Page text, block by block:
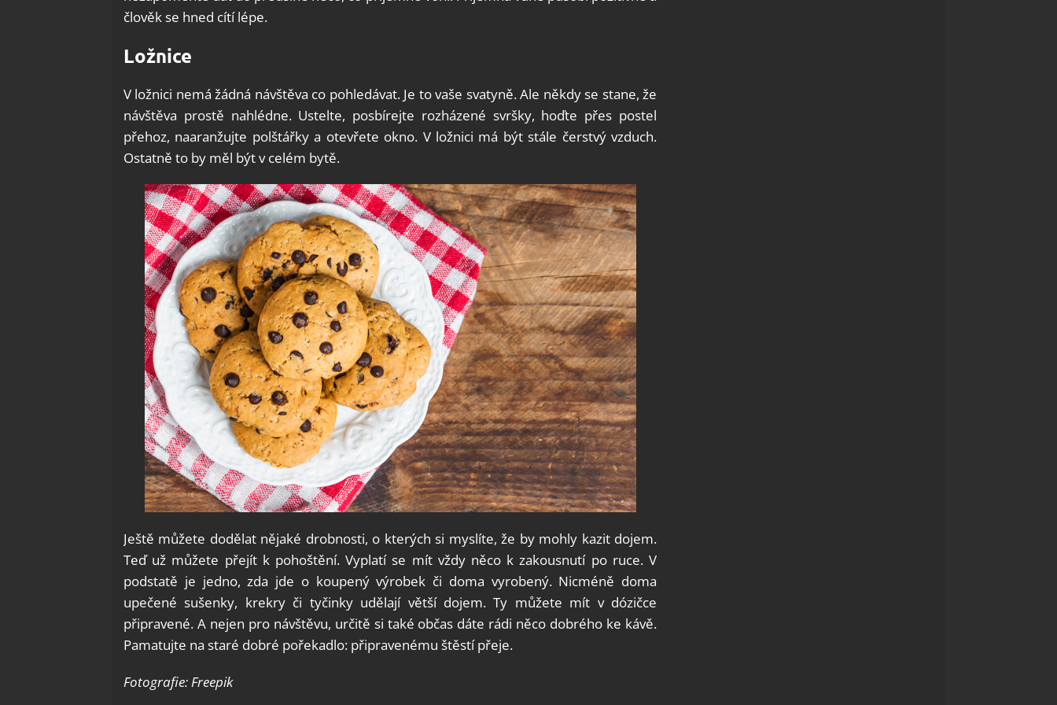
člověk se hned cítí lépe.
Ložnice
V ložnici nemá žádná návštěva co pohledávat. Je to vaše svatyně. Ale někdy se stane, že
návštěva prostě nahlédne. Ustelte, posbírejte rozházené svršky, hoďte přes postel
přehoz, naaranžujte polštářky a otevřete okno. V ložnici má být stále čerstvý vzduch.
Ostatně to by měl být v celém bytě.
Ještě můžete dodělat nějaké drobnosti, o kterých si myslíte, že by mohly kazit dojem.
Teď už můžete přejít k pohoštění. Vyplatí se mít vždy něco k zakousnutí po ruce. V
podstatě je jedno, zda jde o koupený výrobek či doma vyrobený. Nicméně doma
upečené sušenky, krekry či tyčinky udělají větší dojem. Ty můžete mít v dózičce
připravené. A nejen pro návštěvu, určitě si také občas dáte rádi něco dobrého ke kávě.
Pamatujte na staré dobré pořekadlo: připravenému štěstí přeje.
Fotografie: Freepik